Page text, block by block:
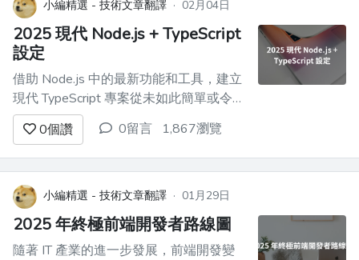
和學習可能非常具有挑戰性。 因此，我
收集了一份可用於建立酷炫專...
小編精選 - 技術文章翻譯 · 02月04日
2025 現代 Node.js + TypeScript
設定
借助 Node.js 中的最新功能和工具，建立
現代 TypeScript 專案從未如此簡單或令人
興奮。本指南將向您展示如何利用最新的
Node.js 功能來建立輕量級高效的開發工
作流程。 為什麼選擇這種設定？ --------
-- 此設定透過利用以下內容強調簡單性，
本機功能和最小依賴性...
0個讚 0留言 1,867瀏覽
小編精選 - 技術文章翻譯 · 01月29日
2025 年終極前端開發者路線圖
隨著 IT 產業的進一步發展，前端開發變